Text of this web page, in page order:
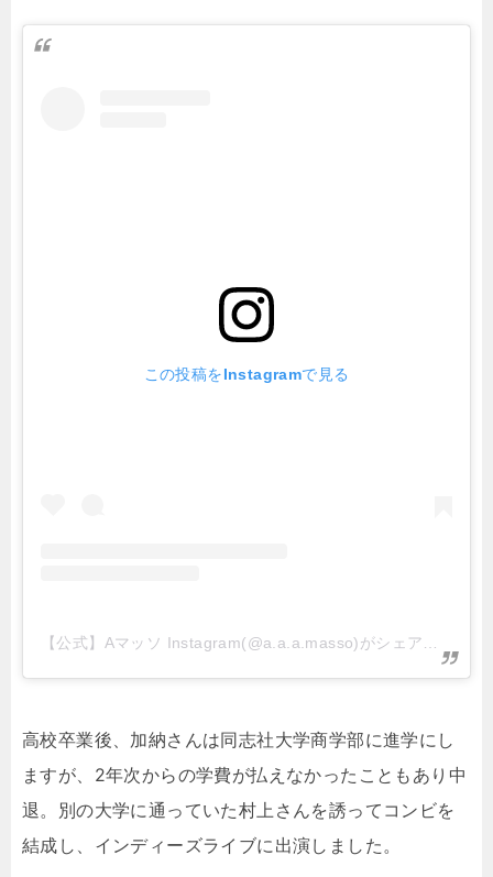
この投稿をInstagramで見る
高校卒業後、加納さんは同志社大学商学部に進学にし
ますが、2年次からの学費が払えなかったこともあり中
退。別の大学に通っていた村上さんを誘ってコンビを
結成し、インディーズライブに出演しました。